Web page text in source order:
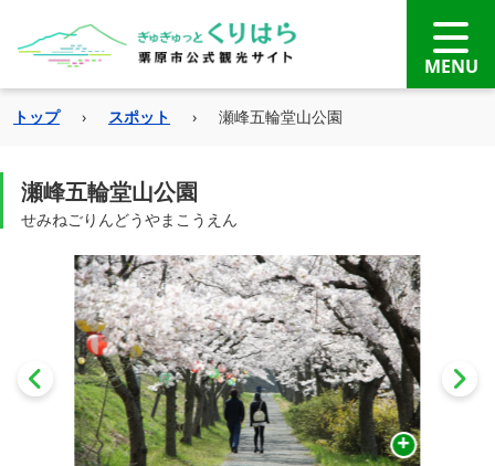
トップ › スポット › 瀬峰五輪堂山公園
瀬峰五輪堂山公園
せみねごりんどうやまこうえん